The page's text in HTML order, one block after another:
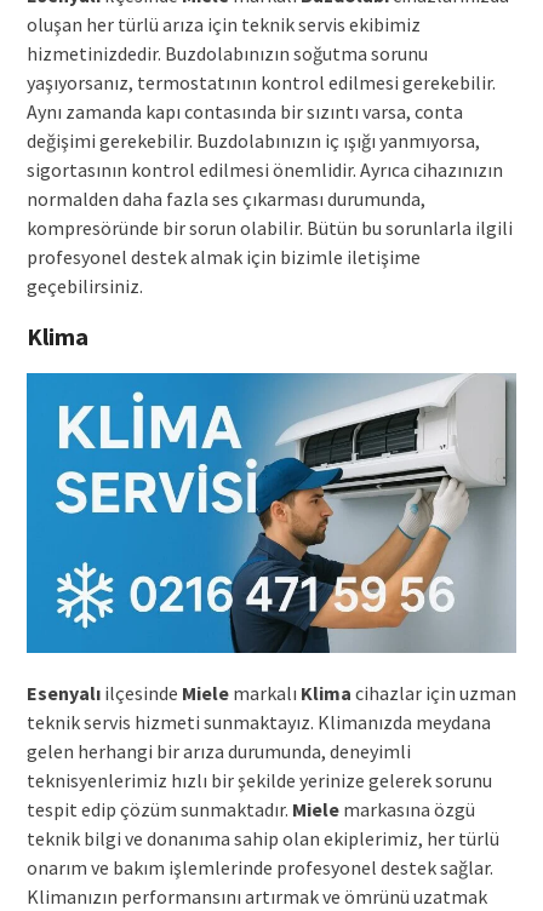
oluşan her türlü arıza için teknik servis ekibimiz
hizmetinizdedir. Buzdolabınızın soğutma sorunu
yaşıyorsanız, termostatının kontrol edilmesi gerekebilir.
Aynı zamanda kapı contasında bir sızıntı varsa, conta
değişimi gerekebilir. Buzdolabınızın iç ışığı yanmıyorsa,
sigortasının kontrol edilmesi önemlidir. Ayrıca cihazınızın
normalden daha fazla ses çıkarması durumunda,
kompresöründe bir sorun olabilir. Bütün bu sorunlarla ilgili
profesyonel destek almak için bizimle iletişime
geçebilirsiniz.
Klima
Esenyalıilçesinde Mielemarkalı Klima cihazlar için uzman
teknik servis hizmeti sunmaktayız. Klimanızda meydana
gelen herhangi bir arıza durumunda, deneyimli
teknisyenlerimiz hızlı bir şekilde yerinize gelerek sorunu
tespit edip çözüm sunmaktadır. Mielemarkasına özgü
teknik bilgi ve donanıma sahip olan ekiplerimiz, her türlü
onarım ve bakım işlemlerinde profesyonel destek sağlar.
Klimanızın performansını artırmak ve ömrünü uzatmak